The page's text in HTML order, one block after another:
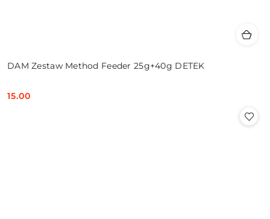
DAM Zestaw Method Feeder 25g+40g DETEK
Cena:
15.00